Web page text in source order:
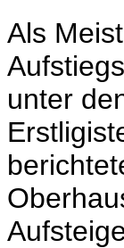
Als
unter